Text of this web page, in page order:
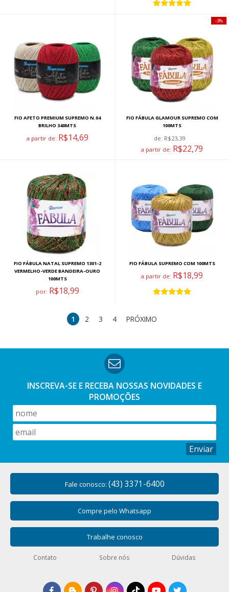
FIO AFETO PREMIUM SUPREMO N.04
BRILHO 340MTS
a partir de: R$14,69
FIO FÁBULA GLAMOUR SUPREMO COM
100MTS
de: R$23,39
a partir de: R$22,79
3%
FIO FÁBULA NATAL SUPREMO 1301-2
VERMELHO-VERDE BANDEIRA-OURO
100MTS
por: R$18,99
FIO FÁBULA SUPREMO COM 100MTS
a partir de: R$18,99
1 2 3 4 PRÓXIMO
INSCREVA-SE E RECEBA NOSSAS NOVIDADES E
PROMOÇÕES
Enviar
Fale conosco: (43) 3371-6400
Compre pelo Whatsapp
Trabalhe conosco
Contato Sobre nós Dúvidas